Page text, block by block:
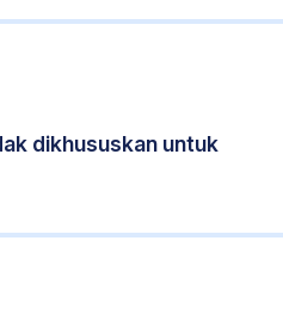
dikhususkan untuk